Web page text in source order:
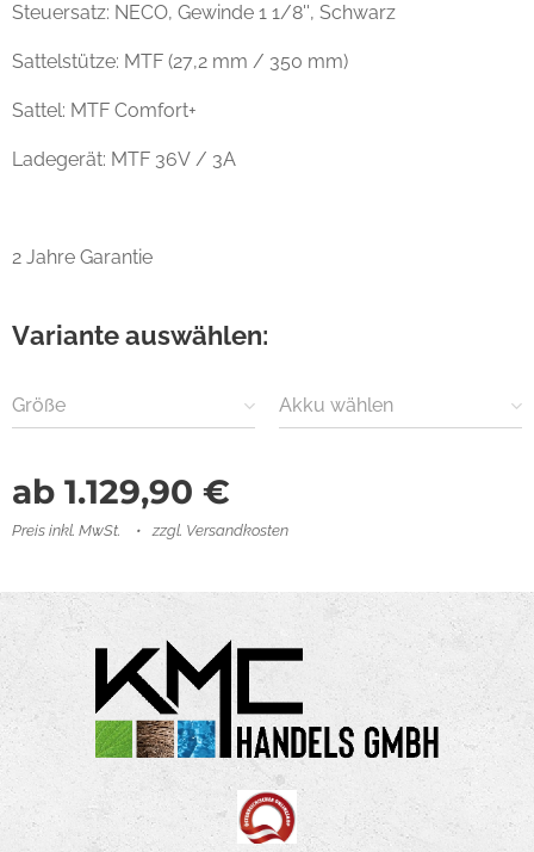
Steuersatz: NECO, Gewinde 1 1/8'', Schwarz
Sattelstütze: MTF (27,2 mm / 350 mm)
Sattel: MTF Comfort+
Ladegerät: MTF 36V / 3A
2 Jahre Garantie
Variante auswählen:
Größe Akku wählen
ab 1.129,90 €
Preis inkl. MwSt. zzgl. Versandkosten